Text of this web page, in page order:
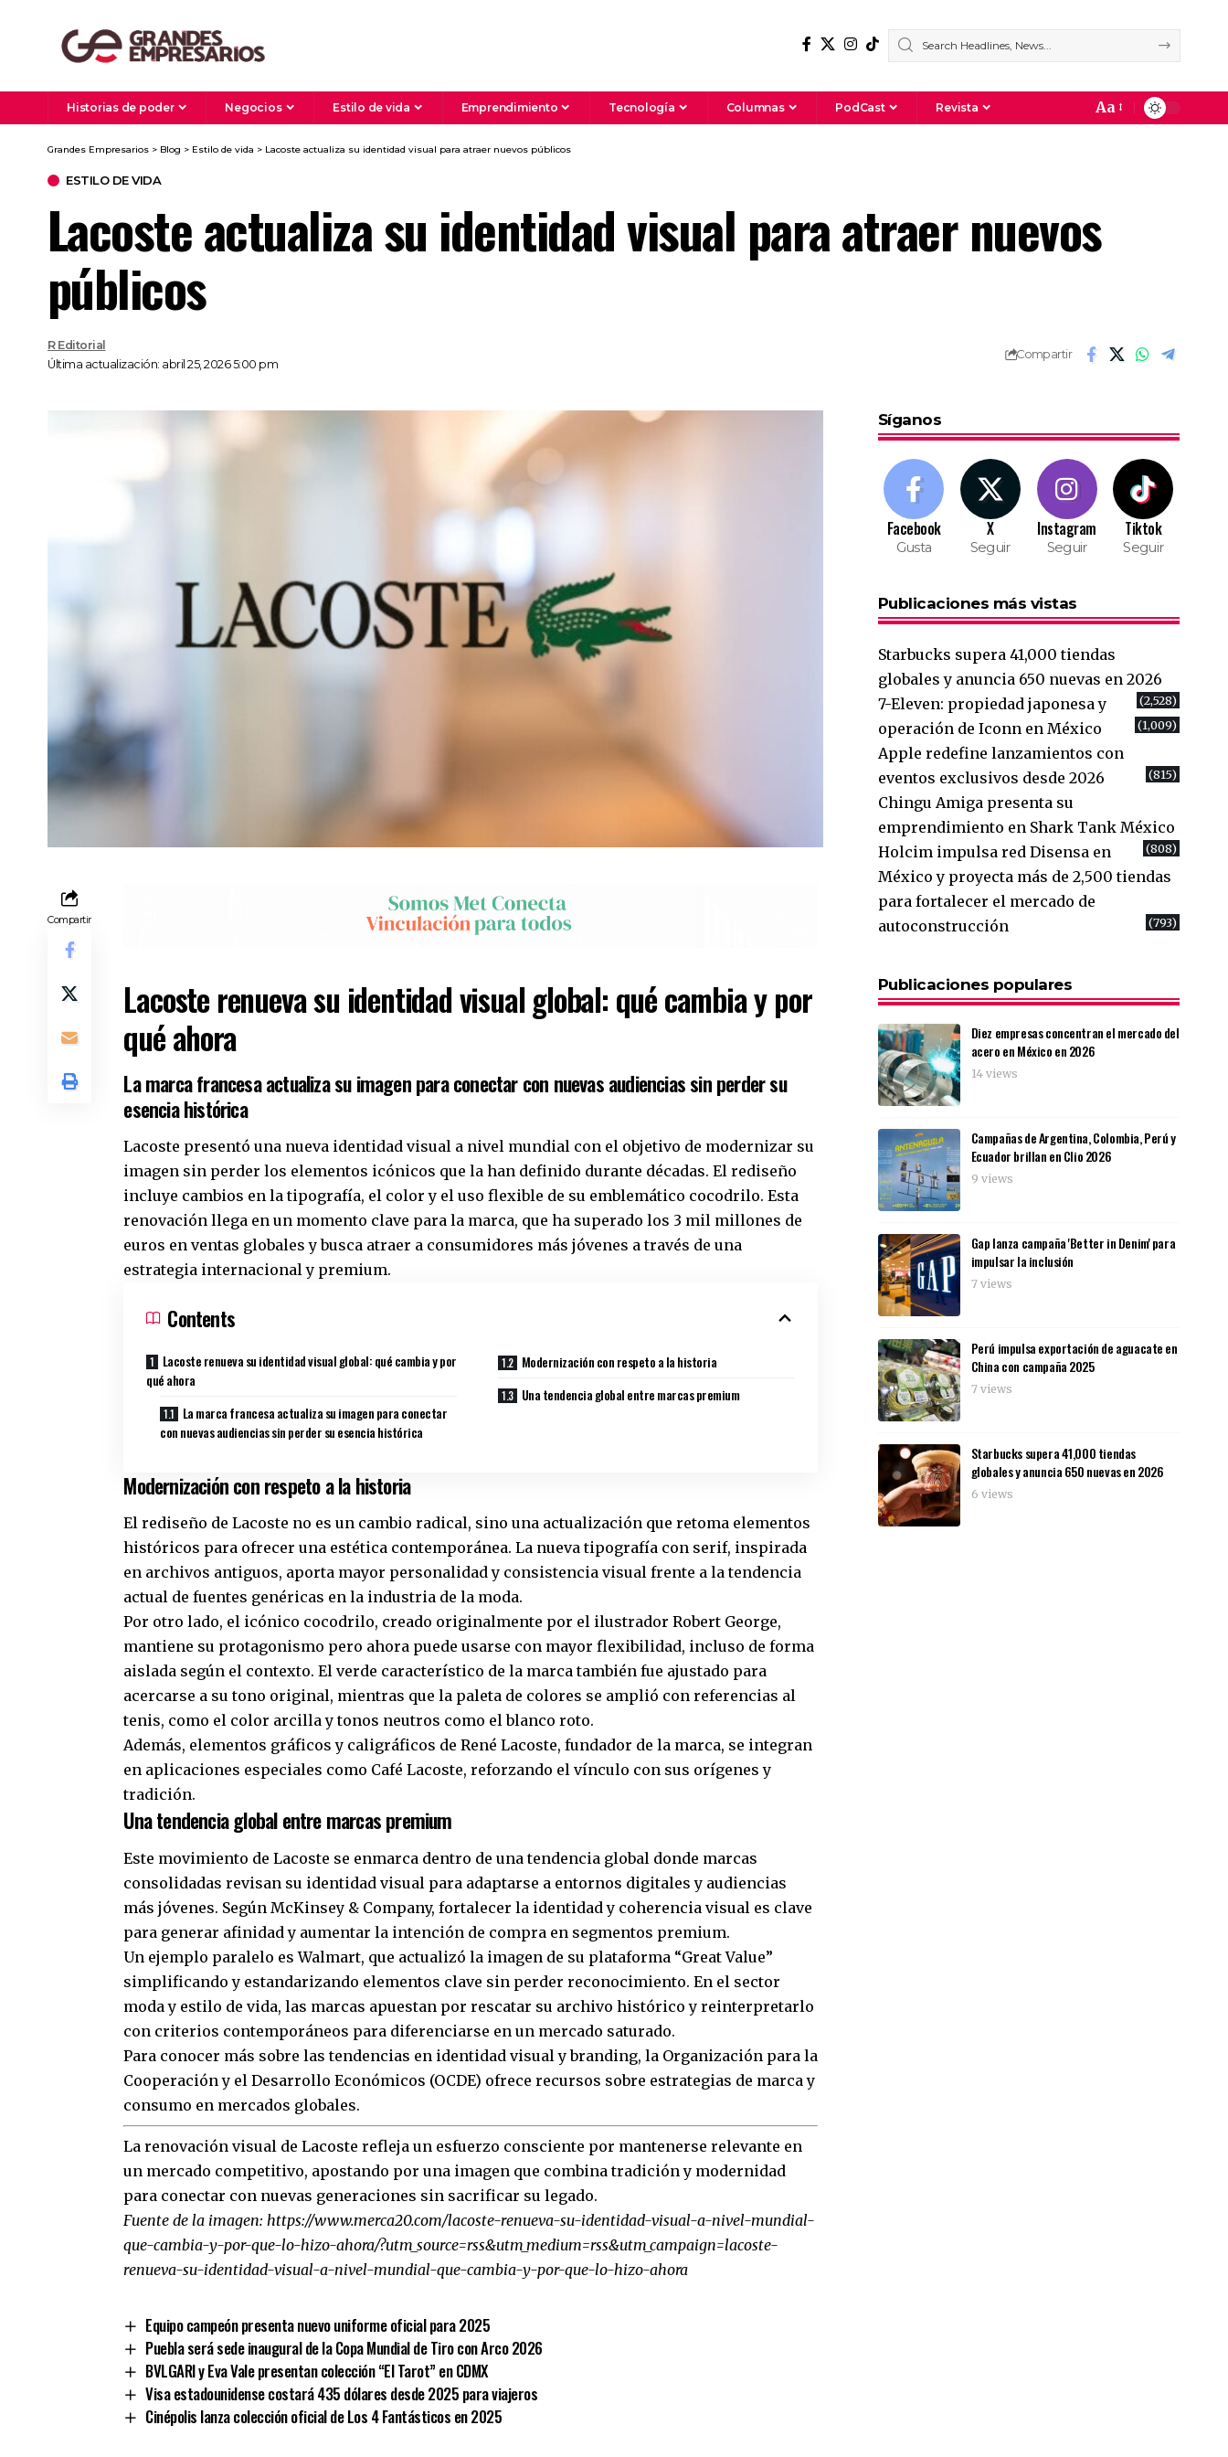
Historias de poder Negocios Estilo de vida Emprendimiento Tecnología Columnas PodCast Revista Aa
Grandes Empresarios > Blog > Estilo de vida > Lacoste actualiza su identidad visual para atraer nuevos públicos
ESTILO DE VIDA
Lacoste actualiza su identidad visual para atraer nuevos
públicos
Última actualización: abril 25, 2026 5:00 pm
R Editorial
Compartir
Compartir
Lacoste renueva su identidad visual global: qué cambia y por
qué ahora
La marca francesa actualiza su imagen para conectar con nuevas audiencias sin perder su
esencia histórica
Lacoste presentó una nueva identidad visual a nivel mundial con el objetivo de modernizar su
imagen sin perder los elementos icónicos que la han definido durante décadas. El rediseño
incluye cambios en la tipografía, el color y el uso flexible de su emblemático cocodrilo. Esta
renovación llega en un momento clave para la marca, que ha superado los 3 mil millones de
euros en ventas globales y busca atraer a consumidores más jóvenes a través de una
estrategia internacional y premium.
Contents
Lacoste renueva su identidad visual global: qué cambia y por
qué ahora
La marca francesa actualiza su imagen para conectar
con nuevas audiencias sin perder su esencia histórica
Modernización con respeto a la historia
Una tendencia global entre marcas premium
Modernización con respeto a la historia
El rediseño de Lacoste no es un cambio radical, sino una actualización que retoma elementos
históricos para ofrecer una estética contemporánea. La nueva tipografía con serif, inspirada
en archivos antiguos, aporta mayor personalidad y consistencia visual frente a la tendencia
actual de fuentes genéricas en la industria de la moda.
Por otro lado, el icónico cocodrilo, creado originalmente por el ilustrador Robert George,
mantiene su protagonismo pero ahora puede usarse con mayor flexibilidad, incluso de forma
aislada según el contexto. El verde característico de la marca también fue ajustado para
acercarse a su tono original, mientras que la paleta de colores se amplió con referencias al
tenis, como el color arcilla y tonos neutros como el blanco roto.
Además, elementos gráficos y caligráficos de René Lacoste, fundador de la marca, se integran
en aplicaciones especiales como Café Lacoste, reforzando el vínculo con sus orígenes y
tradición.
Una tendencia global entre marcas premium
Este movimiento de Lacoste se enmarca dentro de una tendencia global donde marcas
consolidadas revisan su identidad visual para adaptarse a entornos digitales y audiencias
más jóvenes. Según McKinsey & Company, fortalecer la identidad y coherencia visual es clave
para generar afinidad y aumentar la intención de compra en segmentos premium.
Un ejemplo paralelo es Walmart, que actualizó la imagen de su plataforma “Great Value”
simplificando y estandarizando elementos clave sin perder reconocimiento. En el sector
moda y estilo de vida, las marcas apuestan por rescatar su archivo histórico y reinterpretarlo
con criterios contemporáneos para diferenciarse en un mercado saturado.
Para conocer más sobre las tendencias en identidad visual y branding, la Organización para la
Cooperación y el Desarrollo Económicos (OCDE) ofrece recursos sobre estrategias de marca y
consumo en mercados globales.
La renovación visual de Lacoste refleja un esfuerzo consciente por mantenerse relevante en
un mercado competitivo, apostando por una imagen que combina tradición y modernidad
para conectar con nuevas generaciones sin sacrificar su legado.
Fuente de la imagen: https://www.merca20.com/lacoste-renueva-su-identidad-visual-a-nivel-mundial-
que-cambia-y-por-que-lo-hizo-ahora/?utm_source=rss&utm_medium=rss&utm_campaign=lacoste-
renueva-su-identidad-visual-a-nivel-mundial-que-cambia-y-por-que-lo-hizo-ahora
Equipo campeón presenta nuevo uniforme oficial para 2025
Puebla será sede inaugural de la Copa Mundial de Tiro con Arco 2026
BVLGARI y Eva Vale presentan colección “El Tarot” en CDMX
Visa estadounidense costará 435 dólares desde 2025 para viajeros
Cinépolis lanza colección oficial de Los 4 Fantásticos en 2025
Síganos
Facebook
Gusta
X
Seguir
Instagram
Seguir
Tiktok
Seguir
Publicaciones más vistas
Starbucks supera 41,000 tiendas
globales y anuncia 650 nuevas en 2026
(2,528)
7-Eleven: propiedad japonesa y
operación de Iconn en México
(1,009)
Apple redefine lanzamientos con
eventos exclusivos desde 2026
(815)
Chingu Amiga presenta su
emprendimiento en Shark Tank México
(808)
Holcim impulsa red Disensa en
México y proyecta más de 2,500 tiendas
para fortalecer el mercado de
autoconstrucción
(793)
Publicaciones populares
Diez empresas concentran el mercado del
acero en México en 2026
14 views
Campañas de Argentina, Colombia, Perú y
Ecuador brillan en Clio 2026
9 views
Gap lanza campaña 'Better in Denim' para
impulsar la inclusión
7 views
Perú impulsa exportación de aguacate en
China con campaña 2025
7 views
Starbucks supera 41,000 tiendas
globales y anuncia 650 nuevas en 2026
6 views